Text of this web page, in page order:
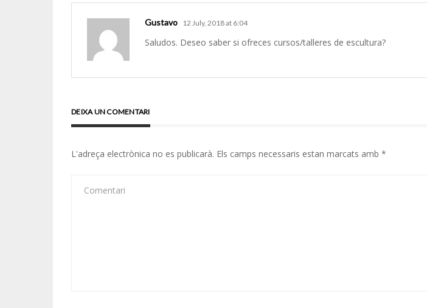
Gustavo 12 July, 2018 at 6:04
Saludos. Deseo saber si ofreces cursos/talleres de escultura?
DEIXA UN COMENTARI
L'adreça electrònica no es publicarà. Els camps necessaris estan marcats amb *